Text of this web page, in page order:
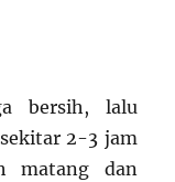
bersih, lalu
2-3 jam
matang dan